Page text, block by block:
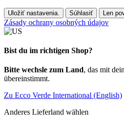
Uložiť nastavenia. Súhlasiť Len
Zásady ochrany osobných údajov
Bist du im richtigen Shop?
Bitte wechsle zum Land, das mit
übereinstimmt.
Zu Ecco Verde International (English)
Anderes Lieferland wählen